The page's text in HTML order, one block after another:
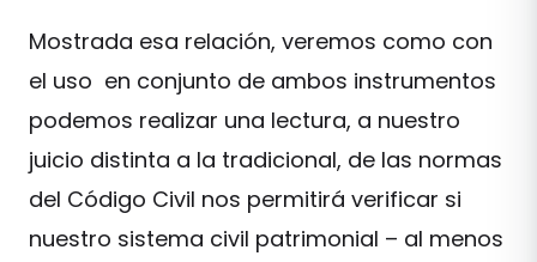
Mostrada esa relación, veremos como con
el uso en conjunto de ambos instrumentos
podemos realizar una lectura, a nuestro
juicio distinta a la tradicional, de las normas
del Código Civil nos permitirá verificar si
nuestro sistema civil patrimonial – al menos